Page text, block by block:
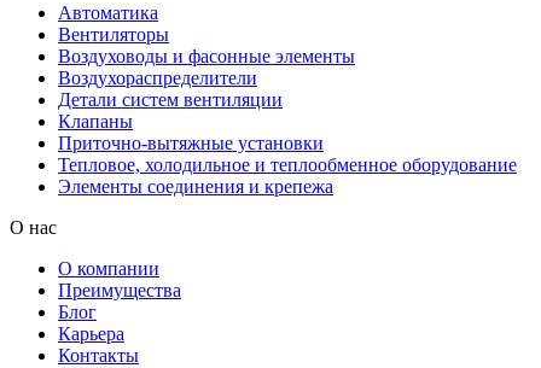
Автоматика
Вентиляторы
Воздуховоды и фасонные элементы
Воздухораспределители
Детали систем вентиляции
Клапаны
Приточно-вытяжные установки
Тепловое, холодильное и теплообменное оборудование
Элементы соединения и крепежа
О нас
О компании
Преимущества
Блог
Карьера
Контакты